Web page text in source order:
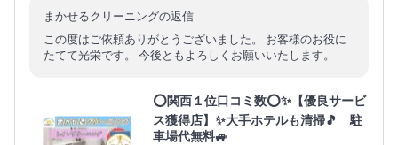
まかせるクリーニングの返信
この度はご依頼ありがとうございました。 お客様のお役に
たてて光栄です。 今後ともよろしくお願いいたします。
⭕関西１位口コミ数⭕✨【優良サービ
ス獲得店】✨大手ホテルも清掃🎵 駐
車場代無料🚙